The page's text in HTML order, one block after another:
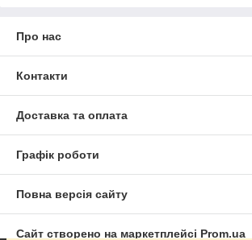
Про нас
Контакти
Доставка та оплата
Графік роботи
Повна версія сайту
Сайт створено на маркетплейсі Prom.ua